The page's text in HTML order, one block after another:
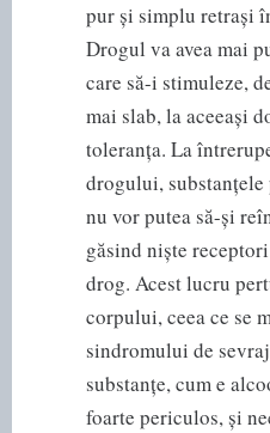
pur și simplu retrași
Drogul va avea mai
care să-i stimuleze,
mai slab, la aceeași
toleranța. La
drogului,
nu vor putea să-și
găsind niște
drog. Acest lucru
corpului, ceea ce se
sindromului de
substanțe, cum e
foarte periculos, și